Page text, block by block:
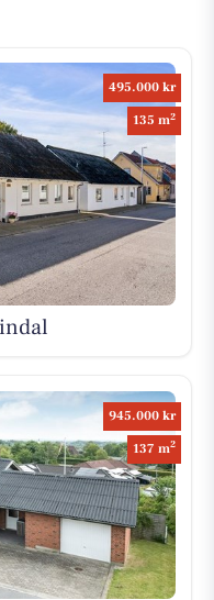
495.000 kr
135 m2
945.000 kr
137 m2